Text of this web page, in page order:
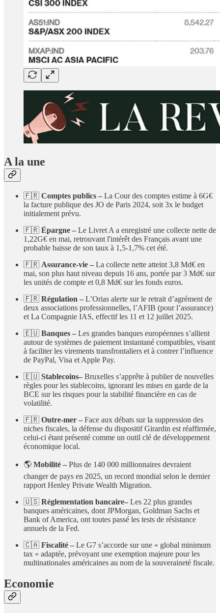
A la une
🇫🇷 Comptes publics – La Cour des comptes estime à 6G€
la facture publique des JO de Paris 2024, soit 3x le budget
initialement prévu.
🇫🇷 Épargne – Le Livret A a enregistré une collecte nette de
1,22G€ en mai, retrouvant l'intérêt des Français avant une
probable baisse de son taux à 1,5-1,7% cet été.
🇫🇷 Assurance-vie – La collecte nette atteint 3,8 Md€ en
mai, son plus haut niveau depuis 16 ans, portée par 3 Md€ sur
les unités de compte et 0,8 Md€ sur les fonds euros.
🇫🇷 Régulation – L’Orias alerte sur le retrait d’agrément de
deux associations professionnelles, l’AFIB (pour l’assurance)
et La Compagnie IAS, effectif les 11 et 12 juillet 2025.
🇪🇺 Banques – Les grandes banques européennes s’allient
autour de systèmes de paiement instantané compatibles, visant
à faciliter les virements transfrontaliers et à contrer l’influence
de PayPal, Visa et Apple Pay.
🇪🇺 Stablecoins– Bruxelles s’apprête à publier de nouvelles
règles pour les stablecoins, ignorant les mises en garde de la
BCE sur les risques pour la stabilité financière en cas de
volatilité.
🇫🇷 Outre-mer – Face aux débats sur la suppression des
niches fiscales, la défense du dispositif Girardin est réaffirmée,
celui-ci étant présenté comme un outil clé de développement
économique local.
🌎 Mobilité – Plus de 140 000 millionnaires devraient
changer de pays en 2025, un record mondial selon le dernier
rapport Henley Private Wealth Migration.
🇺🇸 Réglementation bancaire– Les 22 plus grandes
banques américaines, dont JPMorgan, Goldman Sachs et
Bank of America, ont toutes passé les tests de résistance
annuels de la Fed.
🇨🇦 Fiscalité – Le G7 s’accorde sur une « global minimum
tax » adaptée, prévoyant une exemption majeure pour les
multinationales américaines au nom de la souveraineté fiscale.
Economie